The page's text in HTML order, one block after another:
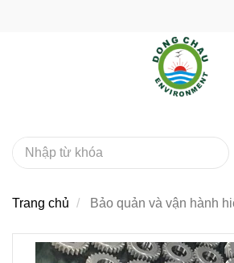
Trang chủ Bảo quản và vận hành